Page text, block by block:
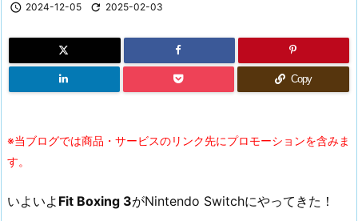
 2024-12-05  2025-02-03
Copy
※当ブログでは商品・サービスのリンク先にプロモーションを含みま
す。
いよいよ Fit Boxing 3がNintendo Switchにやってきた！